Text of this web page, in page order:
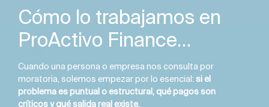
Cómo lo trabajamos en
ProActivo Finance…
Cuando una persona o empresa nos consulta por
moratoria, solemos empezar por lo esencial: si el
problema es puntual o estructural, qué pagos son
críticos y qué salida real existe.